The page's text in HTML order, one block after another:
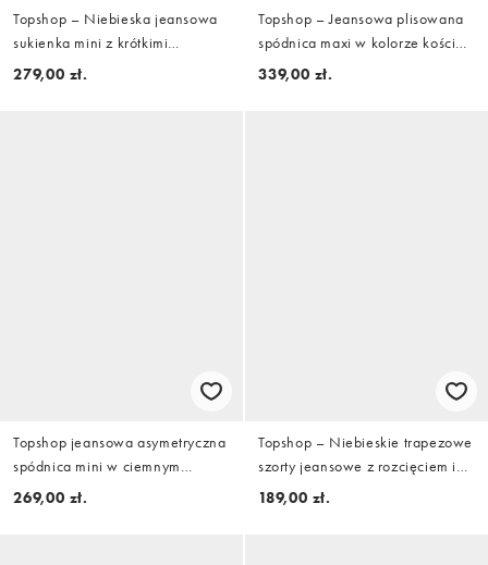
Topshop – Niebieska jeansowa
sukienka mini z krótkimi
rękawami zapinana na guziki
279,00 zł.
Topshop – Jeansowa plisowana
spódnica maxi w kolorze kości
słoniowej
339,00 zł.
Topshop jeansowa asymetryczna
spódnica mini w ciemnym
odcieniu denim
269,00 zł.
Topshop – Niebieskie trapezowe
szorty jeansowe z rozcięciem i
efektem znoszenia
189,00 zł.